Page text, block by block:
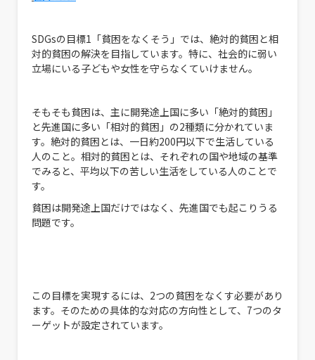
SDGsの目標1「貧困をなくそう」では、絶対的貧困と相
対的貧困の解決を目指しています。特に、社会的に弱い
立場にいる子どもや女性を守らなくていけません。
そもそも貧困は、主に開発途上国に多い「絶対的貧困」
と先進国に多い「相対的貧困」の2種類に分かれていま
す。絶対的貧困とは、一日約200円以下で生活している
人のこと。相対的貧困とは、それぞれの国や地域の基準
でみると、平均以下の苦しい生活をしている人のことで
す。
貧困は開発途上国だけではなく、先進国でも起こりうる
問題です。
この目標を実現するには、2つの貧困をなくす必要があり
ます。そのための具体的な対応の方向性として、7つのタ
ーゲットが設定されています。